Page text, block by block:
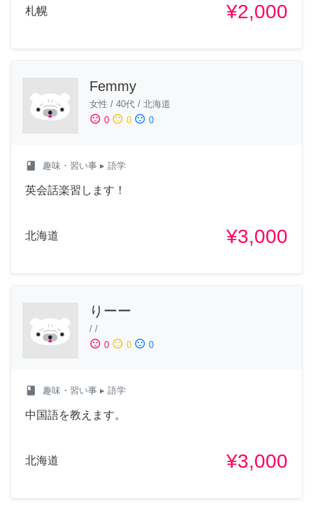
札幌 ¥2,000
Femmy
女性 / 40代 / 北海道
sentiment_satisfied 0 sentiment_neutral 0 sentiment_dissatisfied 0
class 趣味・習い事 ▸ 語学
英会話楽習します！
北海道 ¥3,000
りーー
/ /
sentiment_satisfied 0 sentiment_neutral 0 sentiment_dissatisfied 0
class 趣味・習い事 ▸ 語学
中国語を教えます。
北海道 ¥3,000